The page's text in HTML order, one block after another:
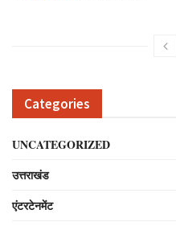
Categories
UNCATEGORIZED
उत्तराखंड
एंटरटेनमेंट